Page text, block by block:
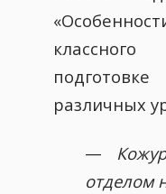
различных
—
отделом